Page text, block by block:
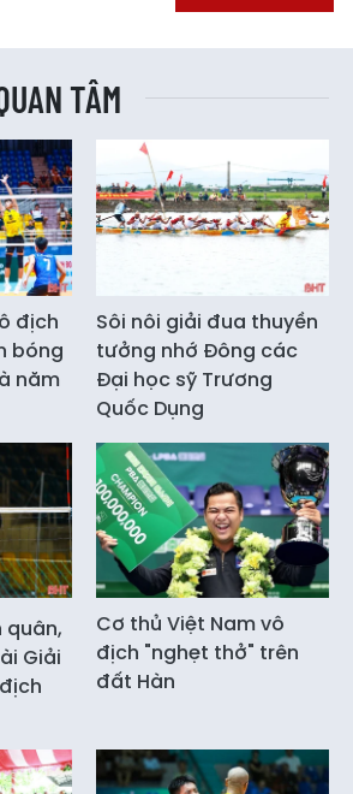
TÂM
địch
bóng
năm
Sôi nôi giải đua thuyền
tưởng nhớ Đông các
Đại học sỹ Trương
Quốc Dụng
quân,
Giải
Cơ thủ Việt Nam vô
địch "nghẹt thở" trên
đất Hàn